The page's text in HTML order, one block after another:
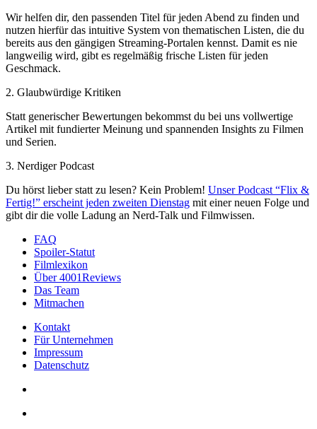
Wir helfen dir, den passenden Titel für jeden Abend zu finden und
nutzen hierfür das intuitive System von thematischen Listen, die du
bereits aus den gängigen Streaming-Portalen kennst. Damit es nie
langweilig wird, gibt es regelmäßig frische Listen für jeden
Geschmack.
2. Glaubwürdige Kritiken
Statt generischer Bewertungen bekommst du bei uns vollwertige
Artikel mit fundierter Meinung und spannenden Insights zu Filmen
und Serien.
3. Nerdiger Podcast
Du hörst lieber statt zu lesen? Kein Problem! Unser Podcast “Flix &
Fertig!” erscheint jeden zweiten Dienstag mit einer neuen Folge und
gibt dir die volle Ladung an Nerd-Talk und Filmwissen.
FAQ
Spoiler-Statut
Filmlexikon
Über 4001Reviews
Das Team
Mitmachen
Kontakt
Für Unternehmen
Impressum
Datenschutz